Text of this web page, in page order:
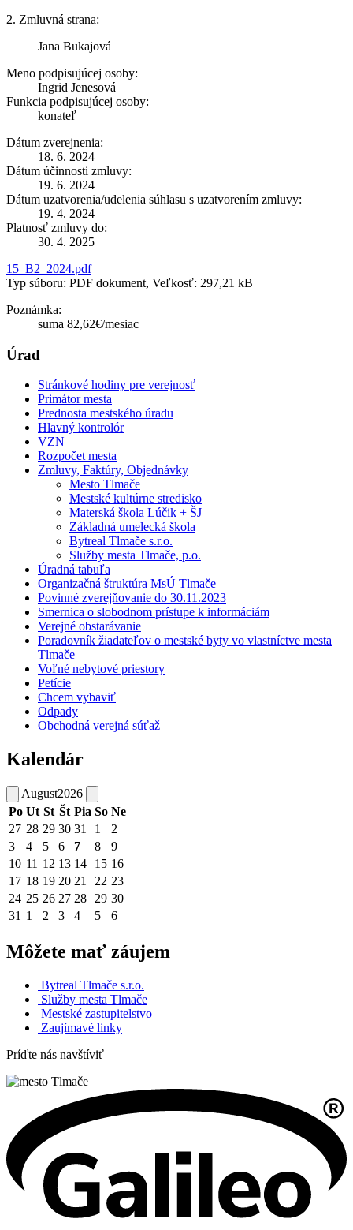
2. Zmluvná strana:
Jana Bukajová
Meno podpisujúcej osoby:
Ingrid Jenesová
Funkcia podpisujúcej osoby:
konateľ
Dátum zverejnenia:
18. 6. 2024
Dátum účinnosti zmluvy:
19. 6. 2024
Dátum uzatvorenia/udelenia súhlasu s uzatvorením zmluvy:
19. 4. 2024
Platnosť zmluvy do:
30. 4. 2025
15_B2_2024.pdf
Typ súboru: PDF dokument, Veľkosť: 297,21 kB
Poznámka:
suma 82,62€/mesiac
Úrad
Stránkové hodiny pre verejnosť
Primátor mesta
Prednosta mestského úradu
Hlavný kontrolór
VZN
Rozpočet mesta
Zmluvy, Faktúry, Objednávky
Mesto Tlmače
Mestské kultúrne stredisko
Materská škola Lúčik + ŠJ
Základná umelecká škola
Bytreal Tlmače s.r.o.
Služby mesta Tlmače, p.o.
Úradná tabuľa
Organizačná štruktúra MsÚ Tlmače
Povinné zverejňovanie do 30.11.2023
Smernica o slobodnom prístupe k informáciám
Verejné obstarávanie
Poradovník žiadateľov o mestské byty vo vlastníctve mesta
Tlmače
Voľné nebytové priestory
Petície
Chcem vybaviť
Odpady
Obchodná verejná súťaž
Kalendár
August2026
Po Ut St Št Pia So Ne
27 28 29 30 31 1
2
3
4 5 6 7 8
9
10 11 12 13 14 15 16
17 18 19 20 21 22 23
24 25 26 27 28 29 30
31 1 2 3 4 5 6
Môžete mať záujem
Bytreal Tlmače s.r.o.
Služby mesta Tlmače
Mestské zastupitelstvo
Zaujímavé linky
Príďte nás navštíviť